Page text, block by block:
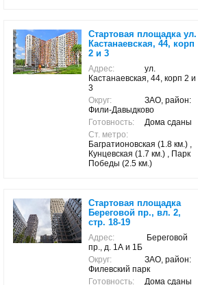
Стартовая площадка ул.
Кастанаевская, 44, корп
2 и 3
Адрес:
ул.
Кастанаевская, 44, корп 2 и
3
Округ:
ЗАО, район:
Фили-Давыдково
Готовность:
Дома сданы
Ст. метро:
Багратионовская (1.8 км.) ,
Кунцевская (1.7 км.) , Парк
Победы (2.5 км.)
Стартовая площадка
Береговой пр., вл. 2,
стр. 18-19
Адрес:
Береговой
пр., д. 1А и 1Б
Округ:
ЗАО, район:
Филевский парк
Готовность:
Дома сданы